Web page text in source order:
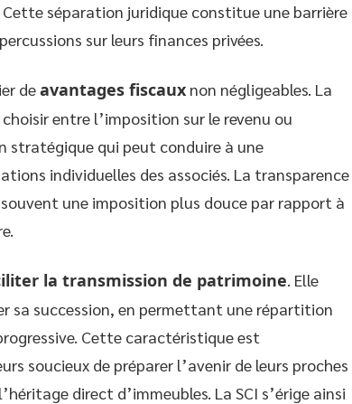
séparation juridique constitue une barrière
sur leurs finances privées.
deavantages fiscaux non négligeables. La
entre l’imposition sur le revenu ou
stratégique qui peut conduire à une
individuelles des associés. La transparence
une imposition plus douce par rapport à
la transmission de patrimoine. Elle
sa succession, en permettant une répartition
Cette caractéristique est
soucieux de préparer l’avenir de leurs proches
direct d’immeubles. La SCI s’érige ainsi